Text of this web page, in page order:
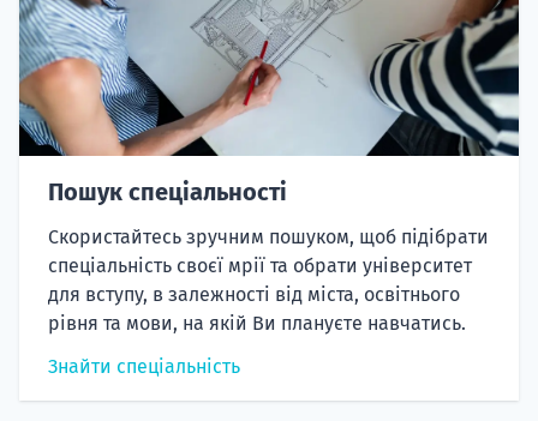
Пошук спеціальності
Скористайтесь зручним пошуком, щоб підібрати
спеціальність своєї мрії та обрати університет
для вступу, в залежності від міста, освітнього
рівня та мови, на якій Ви плануєте навчатись.
Знайти спеціальність